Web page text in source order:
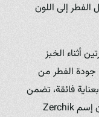
الفطر إلى اللون
أثناء الخبز
جودة الفطر من
فائقة، تضمن
طهي الفطر بشكل مثالي في الفرن. إن إسم Zerchik